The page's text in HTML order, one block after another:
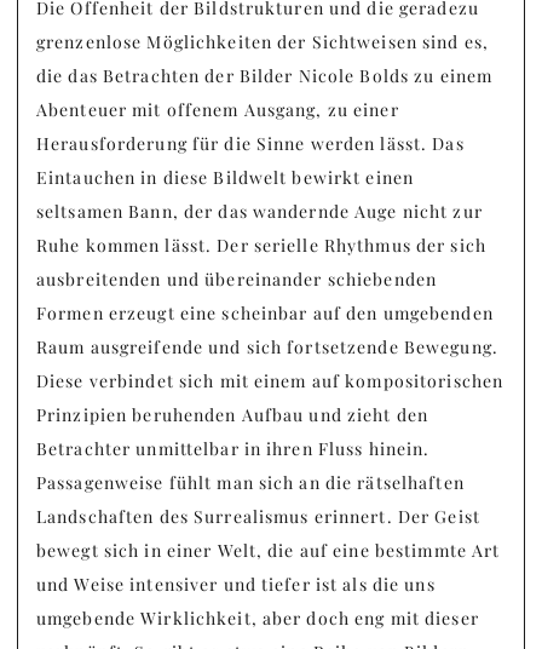
Die Offenheit der Bildstrukturen und die geradezu
grenzenlose Möglichkeiten der Sichtweisen sind es,
die das Betrachten der Bilder Nicole Bolds zu einem
Abenteuer mit offenem Ausgang, zu einer
Herausforderung für die Sinne werden lässt. Das
Eintauchen in diese Bildwelt bewirkt einen
seltsamen Bann, der das wandernde Auge nicht zur
Ruhe kommen lässt. Der serielle Rhythmus der sich
ausbreitenden und übereinander schiebenden
Formen erzeugt eine scheinbar auf den umgebenden
Raum ausgreifende und sich fortsetzende Bewegung.
Diese verbindet sich mit einem auf kompositorischen
Prinzipien beruhenden Aufbau und zieht den
Betrachter unmittelbar in ihren Fluss hinein.
Passagenweise fühlt man sich an die rätselhaften
Landschaften des Surrealismus erinnert. Der Geist
bewegt sich in einer Welt, die auf eine bestimmte Art
und Weise intensiver und tiefer ist als die uns
umgebende Wirklichkeit, aber doch eng mit dieser